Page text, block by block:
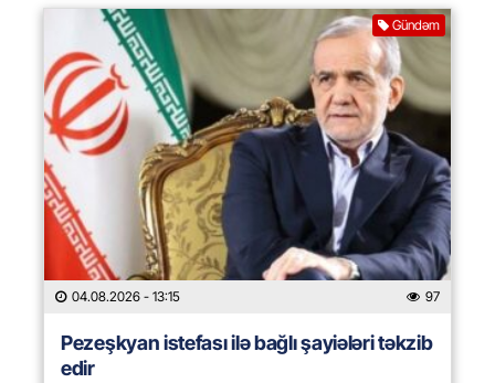
Gündəm
04.08.2026 - 13:15 97
Pezeşkyan istefası ilə bağlı şayiələri təkzib
edir